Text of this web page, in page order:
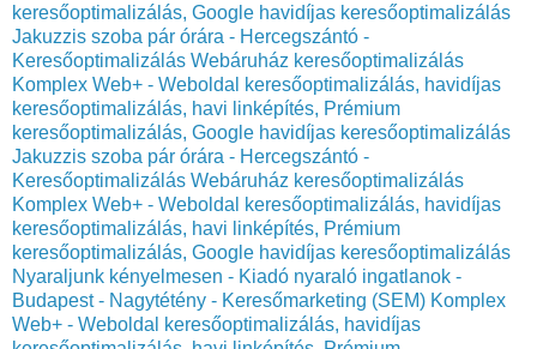
keresőoptimalizálás, Google havidíjas keresőoptimalizálás
Jakuzzis szoba pár órára - Hercegszántó -
Keresőoptimalizálás Webáruház keresőoptimalizálás
Komplex Web+ - Weboldal keresőoptimalizálás, havidíjas
keresőoptimalizálás, havi linképítés, Prémium
keresőoptimalizálás, Google havidíjas keresőoptimalizálás
Jakuzzis szoba pár órára - Hercegszántó -
Keresőoptimalizálás Webáruház keresőoptimalizálás
Komplex Web+ - Weboldal keresőoptimalizálás, havidíjas
keresőoptimalizálás, havi linképítés, Prémium
keresőoptimalizálás, Google havidíjas keresőoptimalizálás
Nyaraljunk kényelmesen - Kiadó nyaraló ingatlanok -
Budapest - Nagytétény - Keresőmarketing (SEM) Komplex
Web+ - Weboldal keresőoptimalizálás, havidíjas